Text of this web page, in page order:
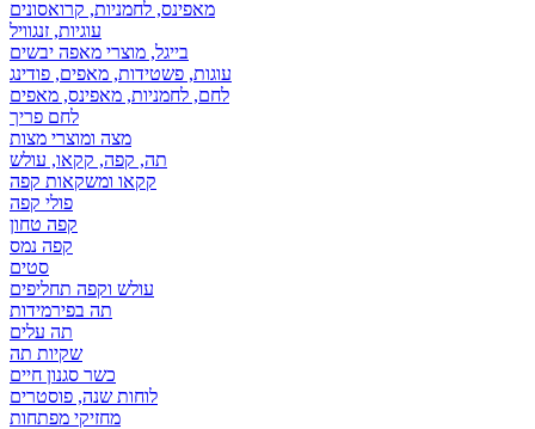
מאפינס, לחמניות, קרואסונים
עוגיות, זנגוויל
בייגל, מוצרי מאפה יבשים
עוגות, פשטידות, מאפים, פודינג
לחם, לחמניות, מאפינס, מאפים
לחם פריך
מצה ומוצרי מצות
תה, קפה, קקאו, עולש
קקאו ומשקאות קפה
פולי קפה
קפה טחון
קפה נמס
סטים
עולש וקפה תחליפים
תה בפירמידות
תה עלים
שקיות תה
כשר סגנון חיים
לוחות שנה, פוסטרים
מחזיקי מפתחות